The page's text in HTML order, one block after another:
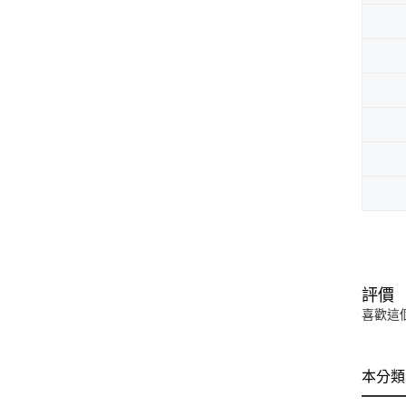
評價
喜歡這
本分